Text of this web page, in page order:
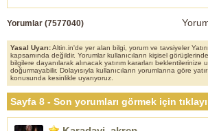
Yorumlar (7577040)
Yasal Uyarı:Altin.in'de yer alan bilgi, yorum ve tavsiyeler
kapsamında değildir. Yorumlar kullanıcıların kişisel
bilgilere dayanılarak alınacak yatırım kararları beklentilerinize
doğurmayabilir. Dolayısıyla kullanıcıların yorumlarına göre
konusunda kesinlikle uyarıyoruz.
Sayfa 8 - Son yorumları görmek için